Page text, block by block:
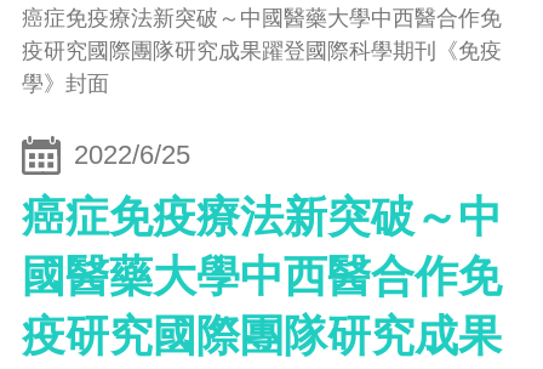
癌症免疫療法新突破～中國醫藥大學中西醫合作免
疫研究國際團隊研究成果躍登國際科學期刊《免疫
學》封面
2022/6/25
癌症免疫療法新突破～中
國醫藥大學中西醫合作免
疫研究國際團隊研究成果